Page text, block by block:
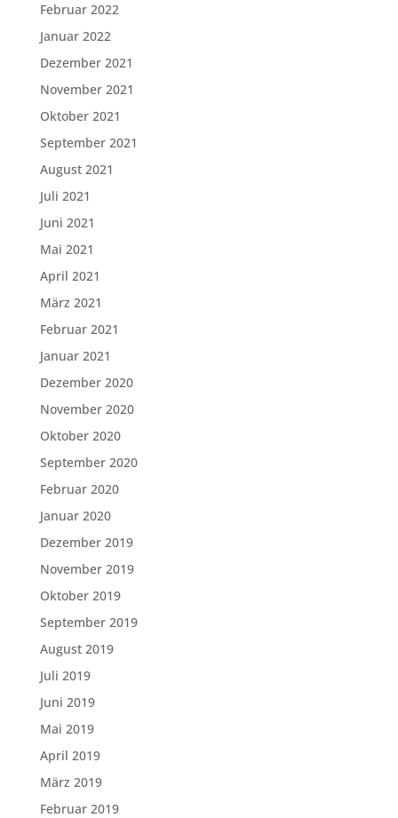
Februar 2022
Januar 2022
Dezember 2021
November 2021
Oktober 2021
September 2021
August 2021
Juli 2021
Juni 2021
Mai 2021
April 2021
März 2021
Februar 2021
Januar 2021
Dezember 2020
November 2020
Oktober 2020
September 2020
Februar 2020
Januar 2020
Dezember 2019
November 2019
Oktober 2019
September 2019
August 2019
Juli 2019
Juni 2019
Mai 2019
April 2019
März 2019
Februar 2019